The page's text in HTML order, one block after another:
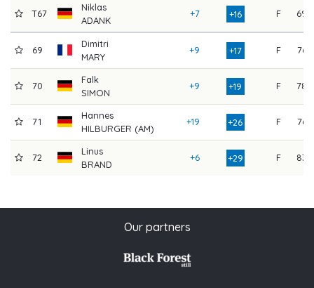
T67
Niklas
ADANK
+7 +16 F 69
69
Dimitri
MARY
+9 +17 F 76
70
Falk
SIMON
+9 +19 F 78
71
Hannes
HILBURGER (AM)
+19 +26 F 76
72
Linus
BRAND
+6 +29 F 83
Our partners